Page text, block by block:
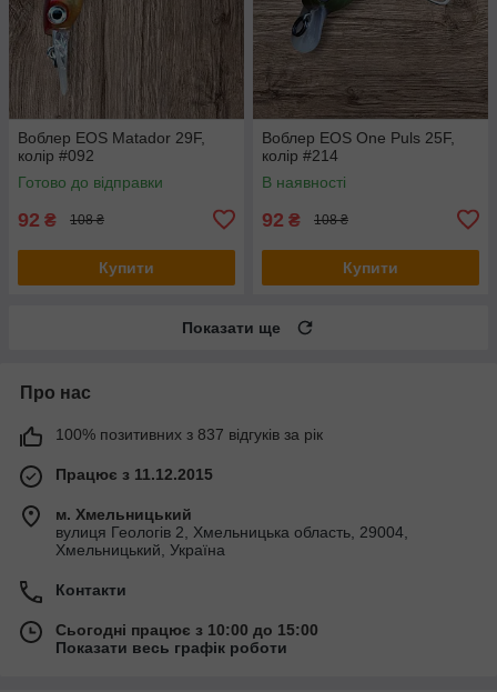
Воблер EOS Matador 29F,
колір #092
Готово до відправки
92 ₴ 108 ₴
Купити
Воблер EOS One Puls 25F,
колір #214
В наявності
92 ₴ 108 ₴
Купити
Показати ще
Про нас
100% позитивних з 837 відгуків за рік
Працює з 11.12.2015
м. Хмельницький
вулиця Геологів 2, Хмельницька область, 29004,
Хмельницький, Україна
Контакти
Сьогодні працює з 10:00 до 15:00
Показати весь графік роботи